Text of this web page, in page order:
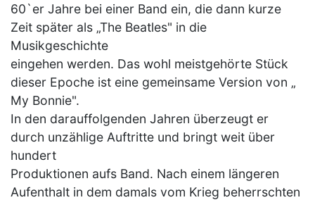
60`er Jahre bei einer Band ein, die dann kurze
Zeit später als „The Beatles" in die
Musikgeschichte
eingehen werden. Das wohl meistgehörte Stück
dieser Epoche ist eine gemeinsame Version von „
My Bonnie".
In den darauffolgenden Jahren überzeugt er
durch unzählige Auftritte und bringt weit über
hundert
Produktionen aufs Band. Nach einem längeren
Aufenthalt in dem damals vom Krieg beherrschten